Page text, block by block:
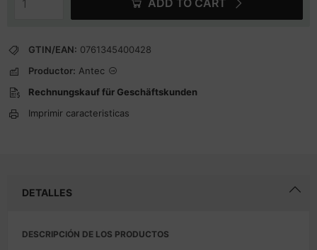
ADD TO CART
GTIN/EAN: 0761345400428
Productor: Antec
Rechnungskauf für Geschäftskunden
Imprimir caracteristicas
DETALLES
DESCRIPCIÓN DE LOS PRODUCTOS